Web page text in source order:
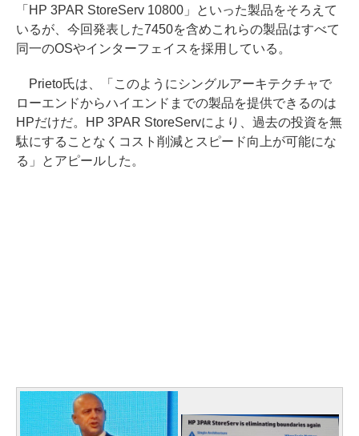
「HP 3PAR StoreServ 10800」といった製品をそろえて
いるが、今回発表した7450を含めこれらの製品はすべて
同一のOSやインターフェイスを採用している。
Prieto氏は、「このようにシングルアーキテクチャで
ローエンドからハイエンドまでの製品を提供できるのは
HPだけだ。HP 3PAR StoreServにより、過去の投資を無
駄にすることなくコスト削減とスピード向上が可能にな
る」とアピールした。